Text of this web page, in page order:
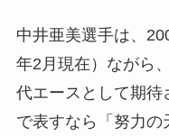
中井亜美選手は、
年2月現在）ながら
代エースとして期
で表すなら「努力